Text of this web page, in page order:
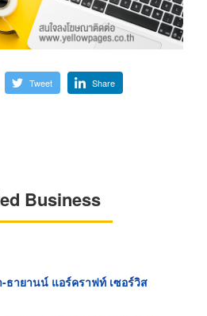
Tweet Share
Business
ธายานน์ แอร์คราฟท์ เซอร์วิส